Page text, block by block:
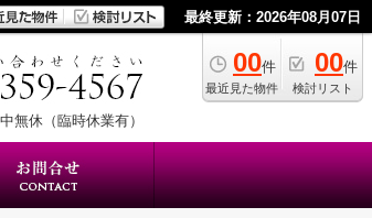
最終更新：2026年08月07日
00件
最近見た物件
00件
検討リスト
無休（臨時休業有）